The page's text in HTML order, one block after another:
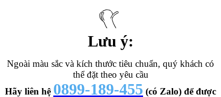
Lưu ý:
Ngoài màu sắc và kích thước tiêu chuẩn, quý khách có
thể đặt theo yêu cầu
Hãy liên hệ 0899-189-455 (có Zalo) để được